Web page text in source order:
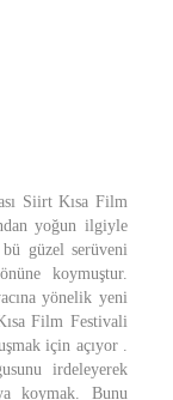
Siirt Kısa Film
yoğun ilgiyle
güzel serüveni
koymuştur.
yönelik yeni
Film Festivali
için açıyor .
irdeleyerek
koymak. Bunu